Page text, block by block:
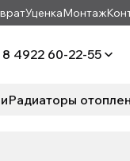
УценкаМонтаж
8 4922 60-22-55
Радиаторы